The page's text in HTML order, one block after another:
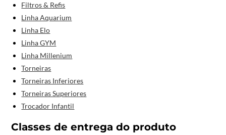
Filtros & Refis
Linha Aquarium
Linha Elo
Linha GYM
Linha Millenium
Torneiras
Torneiras Inferiores
Torneiras Superiores
Trocador Infantil
Classes de entrega do produto